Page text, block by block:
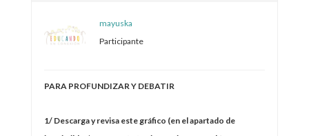
mayuska
Participante
PARA PROFUNDIZAR Y DEBATIR
1/ Descarga y revisa este gráfico (en el apartado de